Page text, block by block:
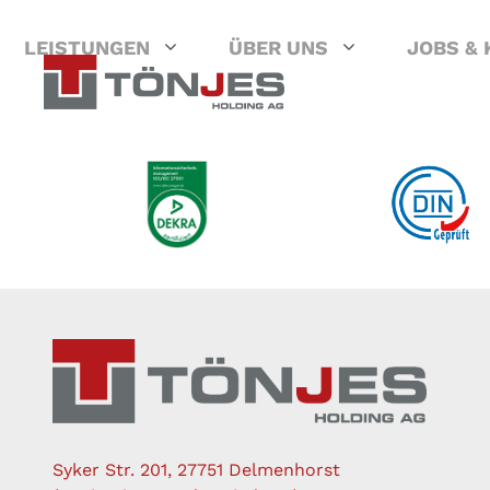
InhaltLEISTUNGEN ÜBER UNS JOBS &
Syker Str. 201, 27751 Delmenhorst